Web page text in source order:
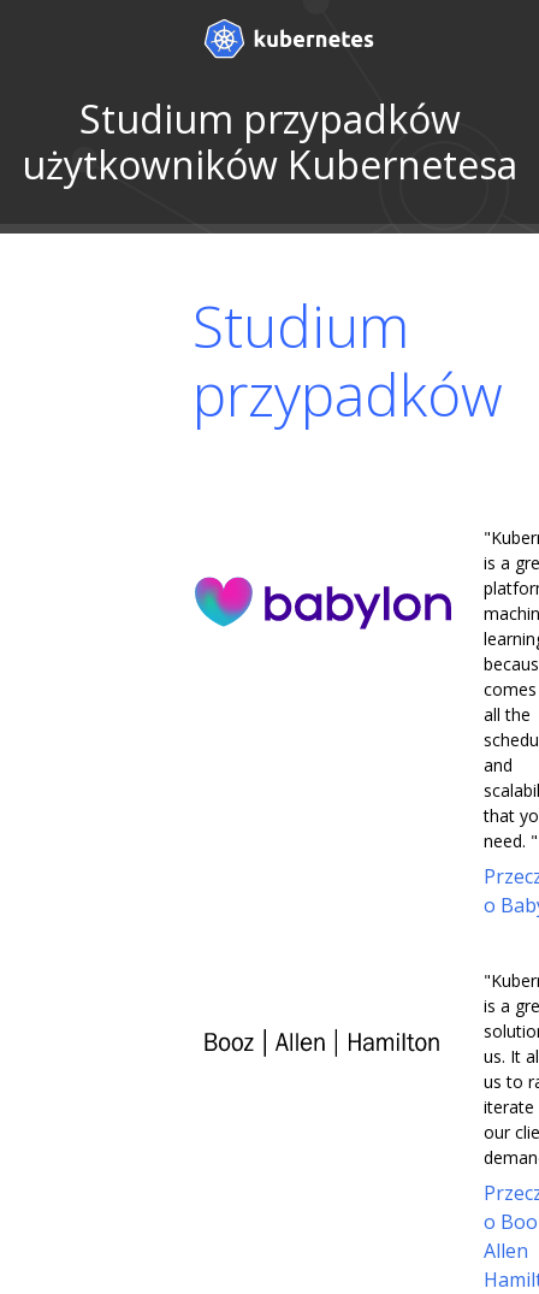
Studium przypadków
użytkowników Kubernetesa
Studium
przypadków
is a
all the
and
that
need. "
o
is a
us. It
us to
iterate
our
o
Allen